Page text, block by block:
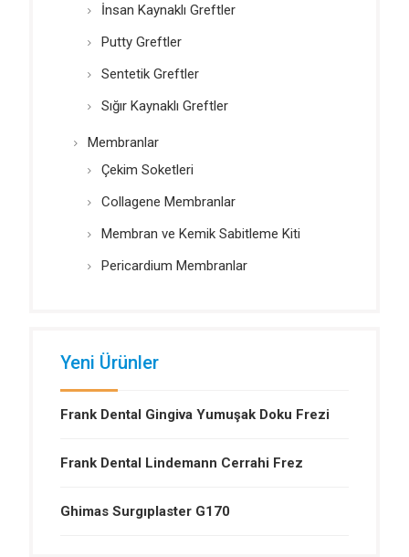
İnsan Kaynaklı Greftler
Putty Greftler
Sentetik Greftler
Sığır Kaynaklı Greftler
Membranlar
Çekim Soketleri
Collagene Membranlar
Membran ve Kemik Sabitleme Kiti
Pericardium Membranlar
Yeni Ürünler
Frank Dental Gingiva Yumuşak Doku Frezi
Frank Dental Lindemann Cerrahi Frez
Ghimas Surgıplaster G170